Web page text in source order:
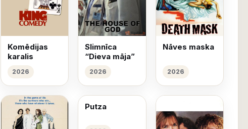
Komēdijas
karalis
2026
Slimnīca
“Dieva māja”
2026
Nāves maska
2026
Putza